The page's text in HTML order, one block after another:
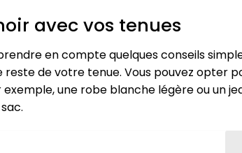
avec vos tenues
en compte quelques conseils
de votre tenue. Vous pouvez opter
une robe blanche légère ou un